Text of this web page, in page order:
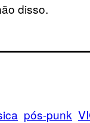
disso.
pós-punk